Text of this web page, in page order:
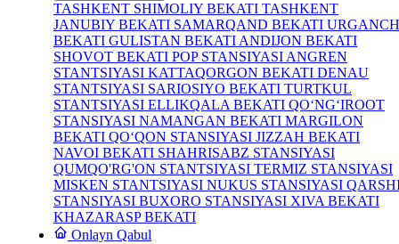
TASHKENT SHIMOLIY BEKATI TASHKENT
JANUBIY BEKATI SAMARQAND BEKATI URGANCH
BEKATI GULISTAN BEKATI ANDIJON BEKATI
SHOVOT BEKATI POP STANSIYASI ANGREN
STANTSIYASI KATTAQORGON BEKATI DENAU
STANTSIYASI SARIOSIYO BEKATI TURTKUL
STANTSIYASI ELLIKQALA BEKATI QO‘NG‘IROOT
STANSIYASI NAMANGAN BEKATI MARGILON
BEKATI QO‘QON STANSIYASI JIZZAH BEKATI
NAVOI BEKATI SHAHRISABZ STANSIYASI
QUMQO'RG'ON STANTSIYASI TERMIZ STANSIYASI
MISKEN STANTSIYASI NUKUS STANSIYASI
STANSIYASI BUXORO STANSIYASI XIVA BEKATI
KHAZARASP BEKATI
Onlayn Qabul